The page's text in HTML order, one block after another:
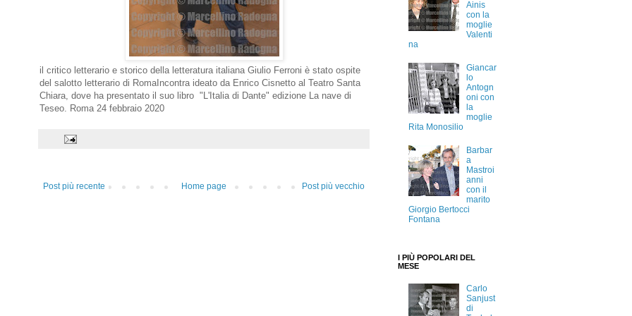
il critico letterario e storico della letteratura italiana Giulio Ferroni è stato ospite
del salotto letterario di RomaIncontra ideato da Enrico Cisnetto al Teatro Santa
Chiara, dove ha presentato il suo libro "L'Italia di Dante" edizione La nave di
Teseo. Roma 24 febbraio 2020
Post più recente Post più vecchio
Home page
Ainis
con la
moglie
Valenti
na
Giancar
lo
Antogn
oni con
la
moglie
Rita Monosilio
Barbar
a
Mastroi
anni
con il
marito
Giorgio Bertocci
Fontana
I PIÙ POPOLARI DEL
MESE
Carlo
Sanjust
di